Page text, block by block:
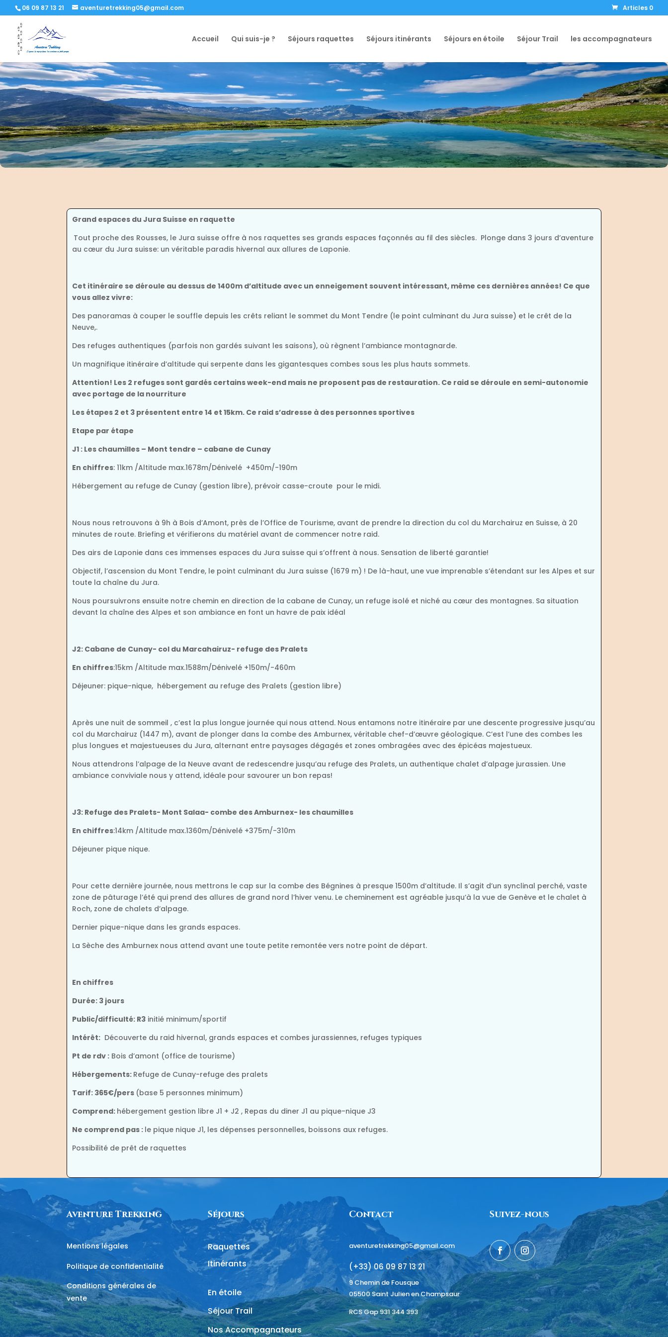
06 09 87 13 21 aventuretrekking05@gmail.com Articles 0
Accueil Qui suis-je ? Séjours raquettes Séjours itinérants Séjours en étoile Séjour Trail les accompagnateurs
Grand espaces du Jura Suisse en raquette
Tout proche des Rousses, le Jura suisse offre à nos raquettes ses grands espaces façonnés au fil des siècles. Plonge dans 3 jours d’aventure
au cœur du Jura suisse: un véritable paradis hivernal aux allures de Laponie.
Cet itinéraire se déroule au dessus de 1400m d’altitude avec un enneigement souvent intéressant, même ces dernières années! Ce que
vous allez vivre:
Des panoramas à couper le souffle depuis les crêts reliant le sommet du Mont Tendre (le point culminant du Jura suisse) et le crêt de la
Neuve,.
Des refuges authentiques (parfois non gardés suivant les saisons), où règnent l’ambiance montagnarde.
Un magnifique itinéraire d’altitude qui serpente dans les gigantesques combes sous les plus hauts sommets.
Attention! Les 2 refuges sont gardés certains week-end mais ne proposent pas de restauration. Ce raid se déroule en semi-autonomie
avec portage de la nourriture
Les étapes 2 et 3 présentent entre 14 et 15km. Ce raid s’adresse à des personnes sportives
Etape par étape
J1 : Les chaumilles – Mont tendre – cabane de Cunay
En chiffres: 11km /Altitude max.1678m/Dénivelé +450m/-190m
Hébergement au refuge de Cunay (gestion libre), prévoir casse-croute pour le midi.
Nous nous retrouvons à 9h à Bois d’Amont, près de l’Office de Tourisme, avant de prendre la direction du col du Marchairuz en Suisse, à 20
minutes de route. Briefing et vérifierons du matériel avant de commencer notre raid.
Des airs de Laponie dans ces immenses espaces du Jura suisse qui s’offrent à nous. Sensation de liberté garantie!
Objectif, l’ascension du Mont Tendre, le point culminant du Jura suisse (1679 m) ! De là-haut, une vue imprenable s’étendant sur les Alpes et sur
toute la chaîne du Jura.
Nous poursuivrons ensuite notre chemin en direction de la cabane de Cunay, un refuge isolé et niché au cœur des montagnes. Sa situation
devant la chaîne des Alpes et son ambiance en font un havre de paix idéal
J2: Cabane de Cunay- col du Marcahairuz- refuge des Pralets
En chiffres:15km /Altitude max.1588m/Dénivelé +150m/-460m
Déjeuner: pique-nique, hébergement au refuge des Pralets (gestion libre)
Après une nuit de sommeil , c’est la plus longue journée qui nous attend. Nous entamons notre itinéraire par une descente progressive jusqu’au
col du Marchairuz (1447 m), avant de plonger dans la combe des Amburnex, véritable chef-d’œuvre géologique. C’est l’une des combes les
plus longues et majestueuses du Jura, alternant entre paysages dégagés et zones ombragées avec des épicéas majestueux.
Nous attendrons l’alpage de la Neuve avant de redescendre jusqu’au refuge des Pralets, un authentique chalet d’alpage jurassien. Une
ambiance conviviale nous y attend, idéale pour savourer un bon repas!
J3: Refuge des Pralets- Mont Salaa- combe des Amburnex- les chaumilles
En chiffres:14km /Altitude max.1360m/Dénivelé +375m/-310m
Déjeuner pique nique.
Pour cette dernière journée, nous mettrons le cap sur la combe des Bégnines à presque 1500m d’altitude. Il s’agit d’un synclinal perché, vaste
zone de pâturage l’été qui prend des allures de grand nord l’hiver venu. Le cheminement est agréable jusqu’à la vue de Genève et le chalet à
Roch, zone de chalets d’alpage.
Dernier pique-nique dans les grands espaces.
La Sèche des Amburnex nous attend avant une toute petite remontée vers notre point de départ.
En chiffres
Durée: 3 jours
Public/difficulté: R3 initié minimum/sportif
Intérêt: Découverte du raid hivernal, grands espaces et combes jurassiennes, refuges typiques
Pt de rdv : Bois d’amont (office de tourisme)
Hébergements: Refuge de Cunay-refuge des pralets
Tarif: 365€/pers (base 5 personnes minimum)
Comprend: hébergement gestion libre J1 + J2 , Repas du diner J1 au pique-nique J3
Ne comprend pas : le pique nique J1, les dépenses personnelles, boissons aux refuges.
Possibilité de prêt de raquettes
Aventure Trekking
Mentions légales
Politique de confidentialité
Conditions générales de
vente
Séjours
Raquettes
Itinérants
En étoile
Séjour Trail
Nos Accompagnateurs
Contact
aventuretrekking05@gmail.com
(+33) 06 09 87 13 21
9 Chemin de Fousque
05500 Saint Julien en Champsaur
RCS Gap 931 344 393
Suivez-nous